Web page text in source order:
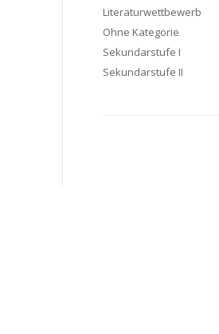
Literaturwettbewerb
Ohne Kategorie
Sekundarstufe I
Sekundarstufe II